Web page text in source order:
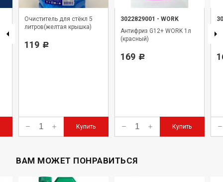
Очиститель для стёкл 5
литров(желтая крышка)
119 Р
Купить
3022829001 - WORK
Антифриз G12+ WORK 1л
(красный)
169 Р
Купить
ВАМ МОЖЕТ ПОНРАВИТЬСЯ